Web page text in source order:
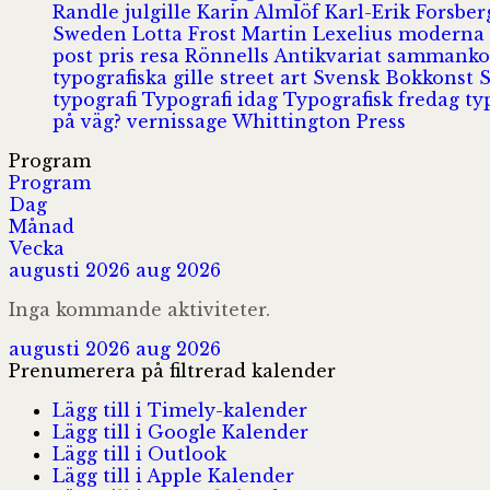
Randle julgille Karin Almlöf Karl-Erik
Sweden Lotta Frost Martin Lexelius moderna
post pris resa Rönnells Antikvariat
typografiska gille street art Svensk Bokkonst
typografi Typografi idag Typografisk fredag
på väg?vernissage Whittington Press
Program
Program
Dag
Månad
Vecka
augusti 2026 aug 2026
Inga kommande aktiviteter.
augusti 2026 aug 2026
Prenumerera på filtrerad kalender
Lägg till i Timely-kalender
Lägg till i Google Kalender
Lägg till i Outlook
Lägg till i Apple Kalender